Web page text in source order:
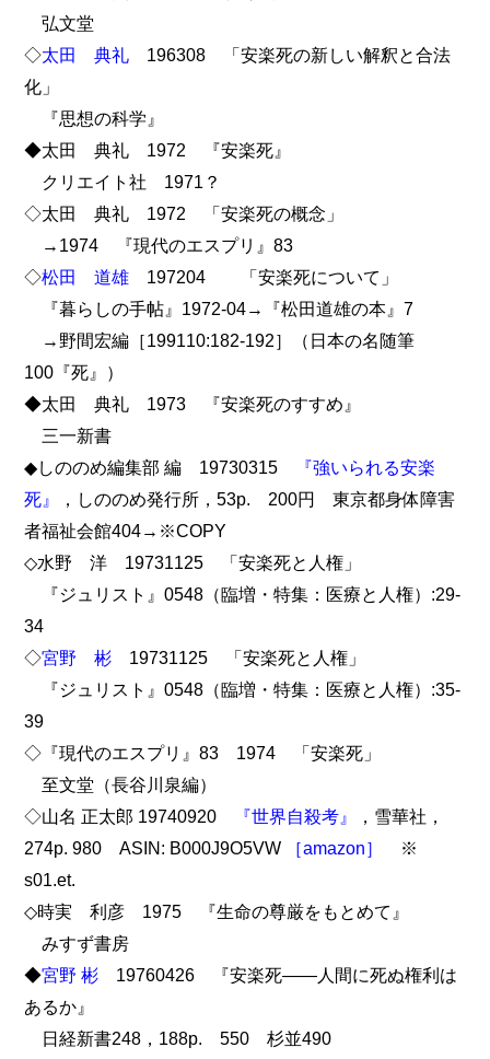
弘文堂
◇太田 典礼 196308 「安楽死の新しい解釈と合法
化」
『思想の科学』
◆太田 典礼 1972 『安楽死』
クリエイト社 1971？
◇太田 典礼 1972 「安楽死の概念」
→1974 『現代のエスプリ』83
◇松田 道雄 197204 「安楽死について」
『暮らしの手帖』1972-04→『松田道雄の本』7
→野間宏編［199110:182-192］（日本の名随筆
100『死』）
◆太田 典礼 1973 『安楽死のすすめ』
三一新書
◆しののめ編集部 編 19730315
『強いられる安楽
死』
，しののめ発行所，53p. 200円 東京都身体障害
者福祉会館404→※COPY
◇水野 洋 19731125 「安楽死と人権」
『ジュリスト』0548（臨増・特集：医療と人権）:29-
34
◇宮野 彬 19731125 「安楽死と人権」
『ジュリスト』0548（臨増・特集：医療と人権）:35-
39
◇『現代のエスプリ』83 1974 「安楽死」
至文堂（長谷川泉編）
◇山名 正太郎 19740920
『世界自殺考』
，雪華社，
274p. 980 ASIN: B000J9O5VW
［amazon］
※
s01.et.
◇時実 利彦 1975 『生命の尊厳をもとめて』
みすず書房
◆宮野 彬 19760426 『安楽死――人間に死ぬ権利は
あるか』
日経新書248，188p. 550 杉並490